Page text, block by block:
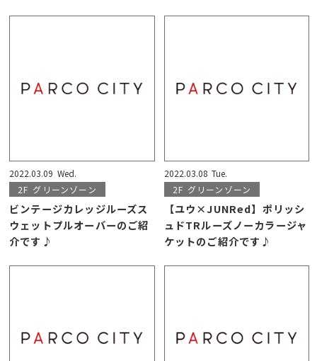
2022.03.09 Wed.
2F グリーンゾーン
ビンテージカレッジルーズス
ウェットプルオーバーのご紹
介です♪
2022.03.08 Tue.
2F グリーンゾーン
【ユウ×JUNRed】ポリッシ
ュドTRルーズノーカラージャ
ケットのご紹介です♪